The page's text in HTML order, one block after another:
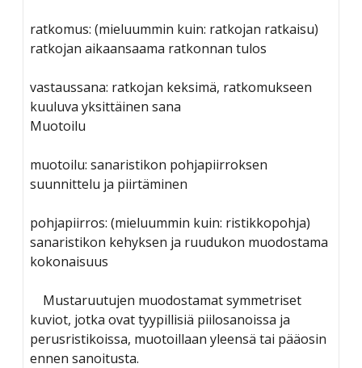
ratkomus: (mieluummin kuin: ratkojan ratkaisu)
ratkojan aikaansaama ratkonnan tulos
vastaussana: ratkojan keksimä, ratkomukseen
kuuluva yksittäinen sana
Muotoilu
muotoilu: sanaristikon pohjapiirroksen
suunnittelu ja piirtäminen
pohjapiirros: (mieluummin kuin: ristikkopohja)
sanaristikon kehyksen ja ruudukon muodostama
kokonaisuus
Mustaruutujen muodostamat symmetriset
kuviot, jotka ovat tyypillisiä piilosanoissa ja
perusristikoissa, muotoillaan yleensä tai pääosin
ennen sanoitusta.